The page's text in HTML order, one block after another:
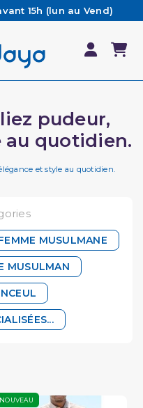
15h (lun au Vend)
le jour même
notre FAQ
de 65€ d'achat*
pudeur,
au quotidien.
et style au quotidien.
MUSULMANE
MUSULMAN
NOUVEAU